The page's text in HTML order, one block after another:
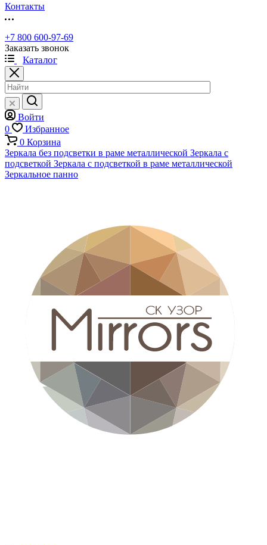
Контакты
+7 800 600-97-69
Заказать звонок
Каталог
Войти
0
Избранное
0 Корзина
Зеркала без подсветки в раме металлической Зеркала с
подсветкой Зеркала с подсветкой в раме металлической
Зеркальное панно